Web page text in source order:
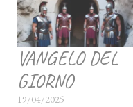
VANGELO DEL
GIORNO
19/04/2025